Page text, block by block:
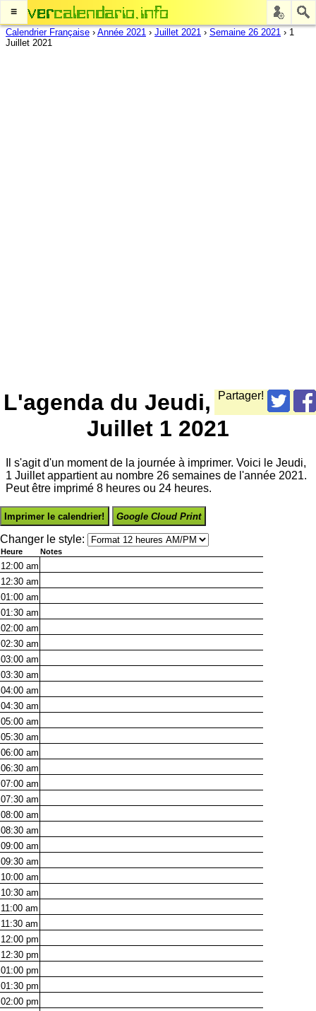
≡
Calendrier Française › Année 2021 › Juillet 2021 › Semaine 26 2021 › 1
Juillet 2021
Partager!
L'agenda du Jeudi,
Juillet 1 2021
Il s'agit d'un moment de la journée à imprimer. Voici le Jeudi,
1 Juillet appartient au nombre 26 semaines de l'année 2021.
Peut être imprimé 8 heures ou 24 heures.
Imprimer le calendrier! Google Cloud Print
Changer le style:
Heure Notes
12:00 am
12:30 am
01:00 am
01:30 am
02:00 am
02:30 am
03:00 am
03:30 am
04:00 am
04:30 am
05:00 am
05:30 am
06:00 am
06:30 am
07:00 am
07:30 am
08:00 am
08:30 am
09:00 am
09:30 am
10:00 am
10:30 am
11:00 am
11:30 am
12:00 pm
12:30 pm
01:00 pm
01:30 pm
02:00 pm